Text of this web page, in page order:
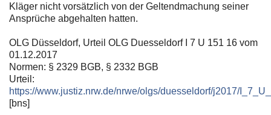
Kläger nicht vorsätzlich von der Geltendmachung seiner
Ansprüche abgehalten hatten.
OLG Düsseldorf, Urteil OLG Duesseldorf I 7 U 151 16 vom
01.12.2017
Normen: § 2329 BGB, § 2332 BGB
Urteil:
https://www.justiz.nrw.de/nrwe/olgs/duesseldorf/j2017/
[bns]